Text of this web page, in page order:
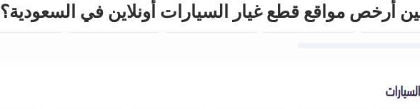
أرخص مواقع قطع غيار السيارات أونلاين في السعودية؟